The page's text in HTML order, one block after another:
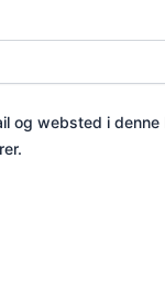
og websted i